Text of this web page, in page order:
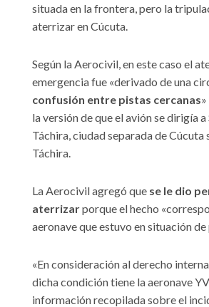
situada en la frontera, pero la
aterrizar en Cúcuta.
Según la Aerocivil, en este caso el
emergencia fue «derivado de una
confusión entre pistas cercanas
la versión de que el avión se dirigía
Táchira, ciudad separada de Cúcuta
Táchira.
La Aerocivil agregó que se le dio
aterrizarporque el hecho
aeronave que estuvo en situación
«En consideración al derecho
dicha condición tiene la aeronave
información recopilada sobre el